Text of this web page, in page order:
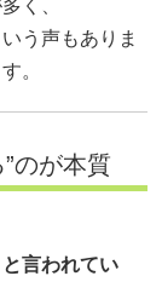
く、
う声もありま
。
のが本質
言われてい